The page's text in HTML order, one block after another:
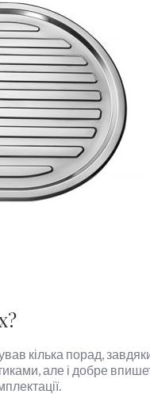
кілька порад,
але і добре